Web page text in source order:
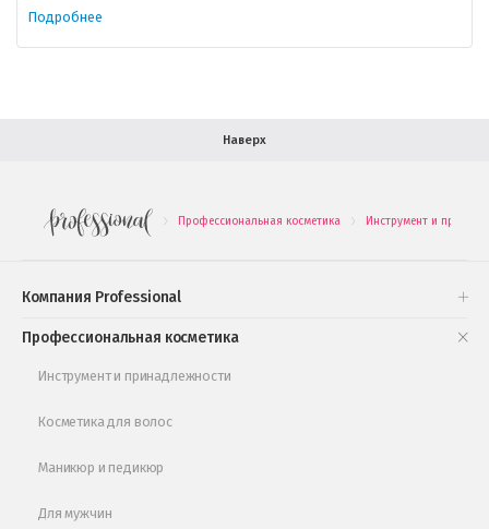
Подробнее
Наверх
. Профессиональная косметика . Инструмент и
Компания Professional
Форма обратной связи
Профессиональная косметика
Инструмент и принадлежности
Косметика для волос
Маникюр и педикюр
Для мужчин
Подарочные наборы
Обучающее видео